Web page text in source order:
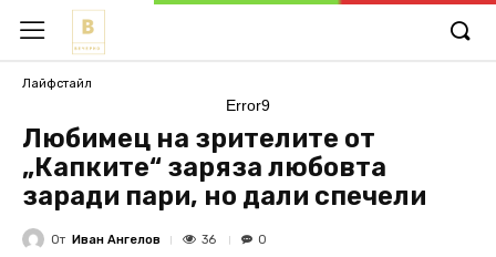
Лайфстайл
Error9
Любимец на зрителите от
„Капките“ заряза любовта
заради пари, но дали спечели
От Иван Ангелов 36 0